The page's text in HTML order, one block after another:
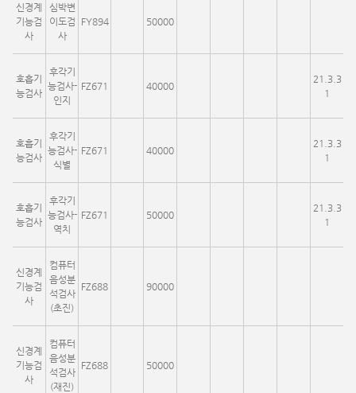
신경계
기능검
사
심박변
이도검
사
FY894 50000
호흡기
능검사
후각기
능검사-
인지
FZ671 40000
21.3.3
1
호흡기
능검사
후각기
능검사-
식별
FZ671 40000
21.3.3
1
호흡기
능검사
후각기
능검사-
역치
FZ671 50000
21.3.3
1
신경계
기능검
사
컴퓨터
음성분
석검사
(초진)
FZ688 90000
신경계
기능검
사
컴퓨터
음성분
석검사
(재진)
FZ688 50000